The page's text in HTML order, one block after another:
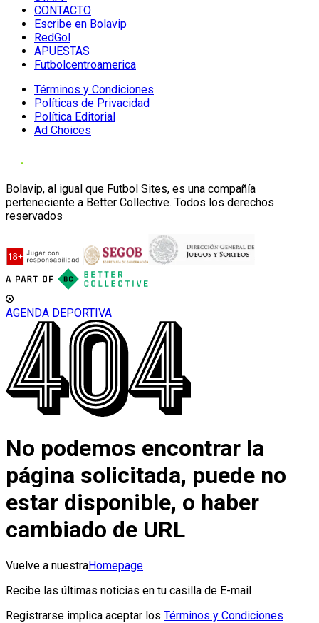
CONTACTO
Escribe en Bolavip
RedGol
APUESTAS
Futbolcentroamerica
Términos y Condiciones
Políticas de Privacidad
Política Editorial
Ad Choices
Bolavip, al igual que Futbol Sites, es una compañía
perteneciente a Better Collective. Todos los derechos
reservados
AGENDA DEPORTIVA
No podemos encontrar la
página solicitada, puede no
estar disponible, o haber
cambiado de URL
Vuelve a nuestraHomepage
Recibe las últimas noticias en tu casilla de E-mail
Registrarse implica aceptar los Términos y Condiciones